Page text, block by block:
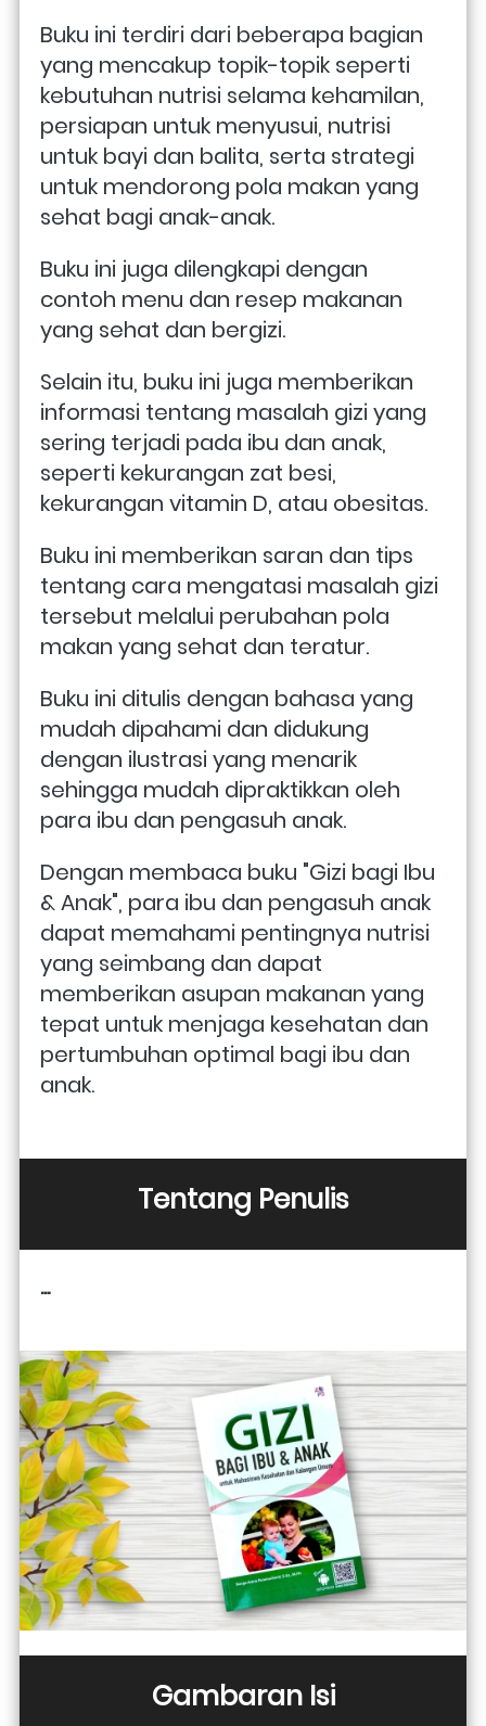
Buku ini terdiri dari beberapa bagian
yang mencakup topik-topik seperti
kebutuhan nutrisi selama kehamilan,
persiapan untuk menyusui, nutrisi
untuk bayi dan balita, serta strategi
untuk mendorong pola makan yang
sehat bagi anak-anak.
Buku ini juga dilengkapi dengan
contoh menu dan resep makanan
yang sehat dan bergizi.
Selain itu, buku ini juga memberikan
informasi tentang masalah gizi yang
sering terjadi pada ibu dan anak,
seperti kekurangan zat besi,
kekurangan vitamin D, atau obesitas.
Buku ini memberikan saran dan tips
tentang cara mengatasi masalah gizi
tersebut melalui perubahan pola
makan yang sehat dan teratur.
Buku ini ditulis dengan bahasa yang
mudah dipahami dan didukung
dengan ilustrasi yang menarik
sehingga mudah dipraktikkan oleh
para ibu dan pengasuh anak.
Dengan membaca buku "Gizi bagi Ibu
& Anak", para ibu dan pengasuh anak
dapat memahami pentingnya nutrisi
yang seimbang dan dapat
memberikan asupan makanan yang
tepat untuk menjaga kesehatan dan
pertumbuhan optimal bagi ibu dan
anak.
Tentang Penulis
...
Gambaran Isi